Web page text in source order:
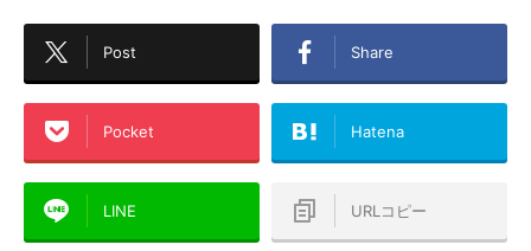
Post Share
Pocket Hatena
LINE URLコピー